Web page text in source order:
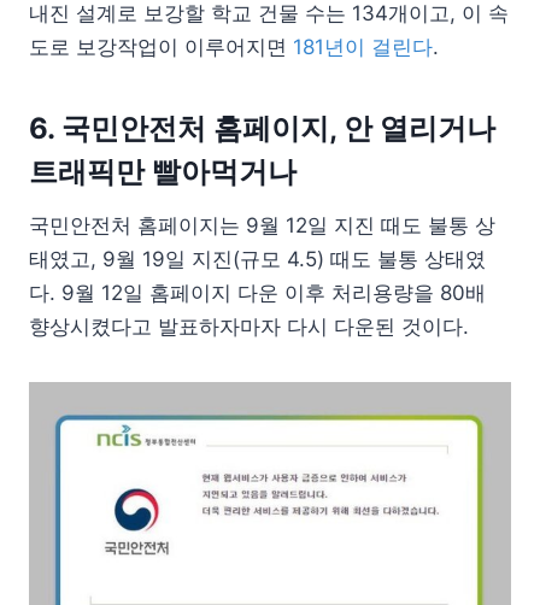
내진 설계로 보강할 학교 건물 수는 134개이고, 이 속
도로 보강작업이 이루어지면 181년이 걸린다.
6. 국민안전처 홈페이지, 안 열리거나
트래픽만 빨아먹거나
국민안전처 홈페이지는 9월 12일 지진 때도 불통 상
태였고, 9월 19일 지진(규모 4.5) 때도 불통 상태였
다. 9월 12일 홈페이지 다운 이후 처리용량을 80배
향상시켰다고 발표하자마자 다시 다운된 것이다.